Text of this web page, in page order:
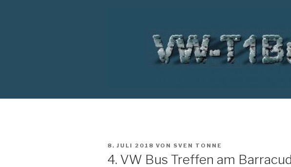
VW T1 BUS
VERÖFFENTLICHT
8. JULI 2018 VON SVEN TONNE
4. VW Bus Treffen am